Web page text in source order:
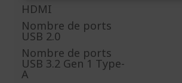
HDMI
Nombre de ports
USB 2.0
Nombre de ports
USB 3.2 Gen 1 Type-
A